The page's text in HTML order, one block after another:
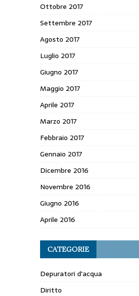
Ottobre 2017
Settembre 2017
Agosto 2017
Luglio 2017
Giugno 2017
Maggio 2017
Aprile 2017
Marzo 2017
Febbraio 2017
Gennaio 2017
Dicembre 2016
Novembre 2016
Giugno 2016
Aprile 2016
CATEGORIE
Depuratori d'acqua
Diritto